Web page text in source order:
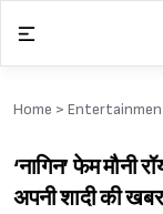
content
Home >
‘नागिन’ फेम मौनी
अपनी शादी की